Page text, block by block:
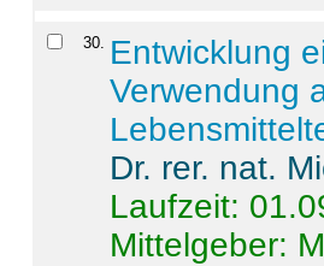
30. Entwicklung
Verwendung
Dr. rer. nat.
Laufzeit:
Mittelgeber: